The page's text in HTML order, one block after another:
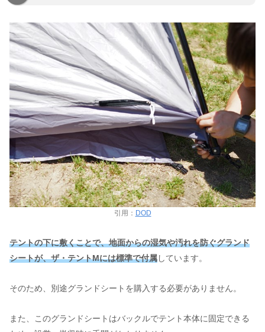
引用： DOD
テントの下に敷くことで、地面からの湿気や汚れを防ぐグランド
シートが、ザ・テントMには標準で付属しています。
そのため、別途グランドシートを購入する必要がありません。
また、このグランドシートはバックルでテント本体に固定できる